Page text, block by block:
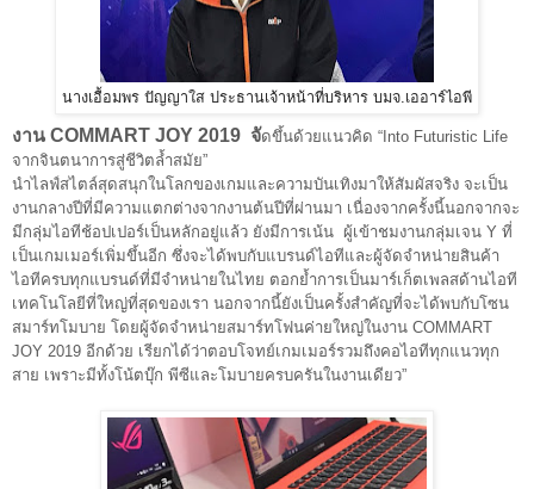
นางเอื้อมพร ปัญญาใส ประธานเจ้าหน้าที่บริหาร บมจ.เออาร์ไอพี
งาน COMMART JOY 2019 จัดขึ้นด้วยแนวคิด “Into Futuristic Life
จากจินตนาการสู่ชีวิตล้ำสมัย”
นำไลฟ์สไตล์สุดสนุกในโลกของเกมและความบันเทิงมาให้สัมผัสจริง จะเป็น
งานกลางปีที่มีความแตกต่างจากงานต้นปีที่ผ่านมา เนื่องจากครั้งนี้นอกจากจะ
มีกลุ่มไอทีช้อปเปอร์เป็นหลักอยู่แล้ว ยังมีการเน้น ผู้เข้าชมงานกลุ่มเจน Y ที่
เป็นเกมเมอร์เพิ่มขึ้นอีก ซึ่งจะได้พบกับแบรนด์ไอทีและผู้จัดจำหน่ายสินค้า
ไอทีครบทุกแบรนด์ที่มีจำหน่ายในไทย ตอกย้ำการเป็นมาร์เก็ตเพลสด้านไอที
เทคโนโลยีที่ใหญ่ที่สุดของเรา นอกจากนี้ยังเป็นครั้งสำคัญที่จะได้พบกับโซน
สมาร์ทโมบาย โดยผู้จัดจำหน่ายสมาร์ทโฟนค่ายใหญ่ในงาน COMMART
JOY 2019 อีกด้วย เรียกได้ว่าตอบโจทย์เกมเมอร์รวมถึงคอไอทีทุกแนวทุก
สาย เพราะมีทั้งโน้ตบุ๊ก พีซีและโมบายครบครันในงานเดียว”